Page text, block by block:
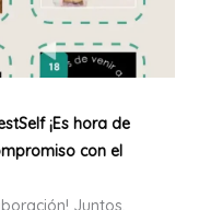
¡Es hora de
con el
Juntos,